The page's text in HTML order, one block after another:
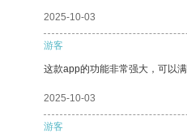
2025-10-03
游客
这款app的功能非常强大，可以
2025-10-03
游客